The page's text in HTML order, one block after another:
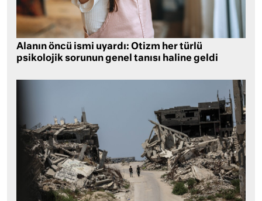
Alanın öncü ismi uyardı: Otizm her türlü
psikolojik sorunun genel tanısı haline geldi